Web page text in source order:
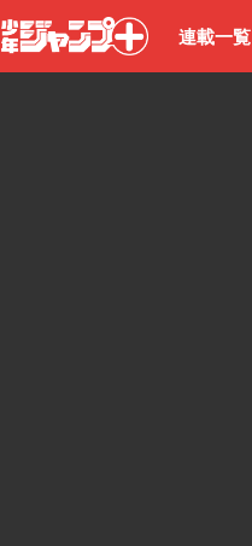
少年ジャン
連載一覧